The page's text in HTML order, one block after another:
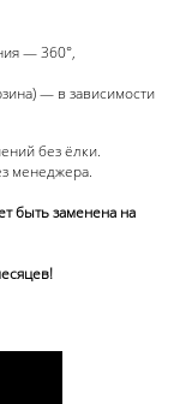
— 360°,
— в зависимости
без ёлки.
менеджера.
быть заменена на